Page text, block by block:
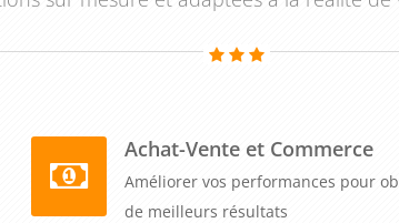
Achat-Vente et Commerce
Améliorer vos performances pour
de meilleurs résultats